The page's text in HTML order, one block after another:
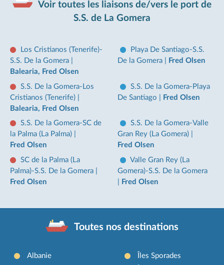
Voir toutes les liaisons de/vers le port de
S.S. de La Gomera
Los Cristianos (Tenerife)-
S.S. De la Gomera
Balearia, Fred Olsen
Playa De Santiago-S.S.
De la Gomera
Fred Olsen
S.S. De la Gomera-Los
Cristianos (Tenerife)
Balearia, Fred Olsen
S.S. De la Gomera-Playa
De Santiago
Fred Olsen
S.S. De la Gomera-SC de
la Palma (La Palma)
Fred Olsen
S.S. De la Gomera-Valle
Gran Rey (La Gomera)
Fred Olsen
SC de la Palma (La
Palma)-S.S. De la Gomera
Fred Olsen
Valle Gran Rey (La
Gomera)-S.S. De la Gomera
Fred Olsen
Toutes nos destinations
Albanie
Îles Sporades